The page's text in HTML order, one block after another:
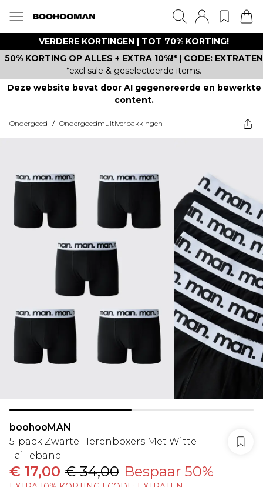
VERDERE KORTINGEN | TOT 70% KORTING!
50% KORTING OP ALLES + EXTRA 10%!* | CODE: EXTRATEN
*excl sale & geselecteerde items.
Deze website bevat door AI gegenereerde en bewerkte
content.
Ondergoed / Ondergoedmultiverpakkingen
boohooMAN
5-pack Zwarte Herenboxers Met Witte
Tailleband
€ 17,00 € 34,00 Bespaar 50%